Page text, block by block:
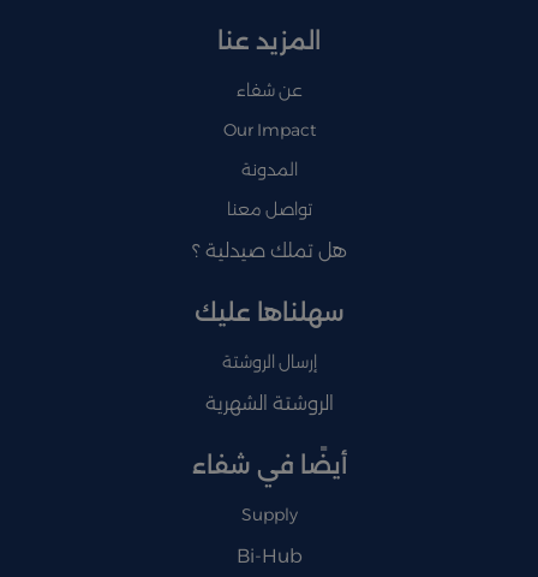
المزيد عنا
عن شفاء
Our Impact
المدونة
تواصل معنا
هل تملك صيدلية ؟
سهلناها عليك
إرسال الروشتة
الروشتة الشهرية
أيضًا في شفاء
Supply
Bi-Hub